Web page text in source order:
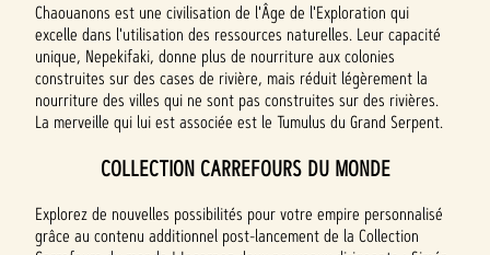
Chaouanons est une civilisation de l'Âge de l'Exploration qui
excelle dans l'utilisation des ressources naturelles. Leur capacité
unique, Nepekifaki, donne plus de nourriture aux colonies
construites sur des cases de rivière, mais réduit légèrement la
nourriture des villes qui ne sont pas construites sur des rivières.
La merveille qui lui est associée est le Tumulus du Grand Serpent.
COLLECTION CARREFOURS DU MONDE
Explorez de nouvelles possibilités pour votre empire personnalisé
grâce au contenu additionnel post-lancement de la Collection